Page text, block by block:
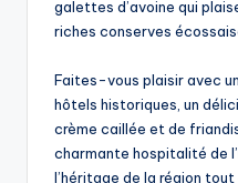
galettes d’avoine qui
riches conserves
Faites-vous plaisir avec
hôtels historiques, un
crème caillée et de
charmante hospitalité de
l’héritage de la région